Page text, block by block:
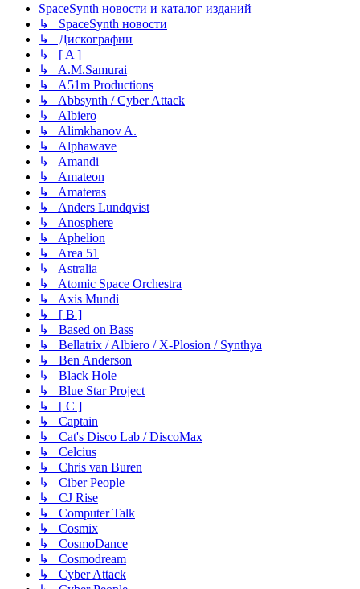
SpaceSynth новости и каталог изданий
↳ SpaceSynth новости
↳ Дискографии
↳ [ A ]
↳ A.M.Samurai
↳ A51m Productions
↳ Abbsynth / Cyber Attack
↳ Albiero
↳ Alimkhanov A.
↳ Alphawave
↳ Amandi
↳ Amateon
↳ Amateras
↳ Anders Lundqvist
↳ Anosphere
↳ Aphelion
↳ Area 51
↳ Astralia
↳ Atomic Space Orchestra
↳ Axis Mundi
↳ [ B ]
↳ Based on Bass
↳ Bellatrix / Albiero / X-Plosion / Synthya
↳ Ben Anderson
↳ Black Hole
↳ Blue Star Project
↳ [ C ]
↳ Captain
↳ Cat's Disco Lab / DiscoMax
↳ Celcius
↳ Chris van Buren
↳ Ciber People
↳ CJ Rise
↳ Computer Talk
↳ Cosmix
↳ CosmoDance
↳ Cosmodream
↳ Cyber Attack